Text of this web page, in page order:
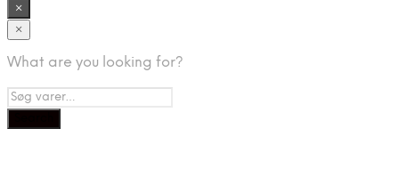
×
×
What are you looking for?